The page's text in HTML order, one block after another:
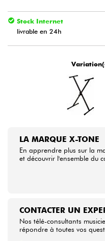
Violons & Quatuor
Eveil Musical
Câbles & Access.
Voir
Stock Internet
livrable en 24h
LA MARQUE X-TONE
En apprendre plus sur la
et découvrir l'ensemble du
CONTACTER UN
Nos télé-consultants
répondre à toutes vos